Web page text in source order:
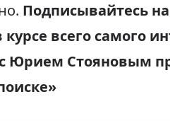
Подписывайтесь
всего самого
Юрием Стояновым